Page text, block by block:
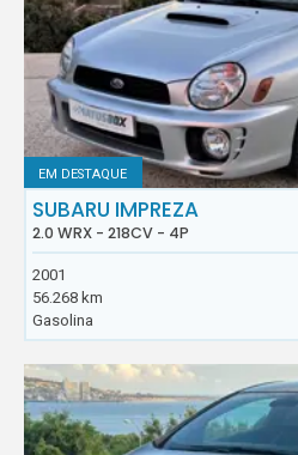
EM DESTAQUE
SUBARU IMPREZA
2.0 WRX - 218CV - 4P
2001
56.268 km
Gasolina